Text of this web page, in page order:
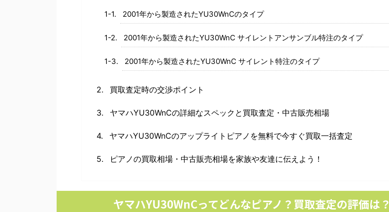
2001年から製造されたYU30WnCのタイプ
2001年から製造されたYU30WnC サイレントアンサンブル特注のタイプ
2001年から製造されたYU30WnC サイレント特注のタイプ
買取査定時の交渉ポイント
ヤマハYU30WnCの詳細なスペックと買取査定・中古販売相場
ヤマハYU30WnCのアップライトピアノを無料で今すぐ買取一括査定
ピアノの買取相場・中古販売相場を家族や友達に伝えよう！
ヤマハYU30WnCってどんなピアノ？買取査定の評価は？